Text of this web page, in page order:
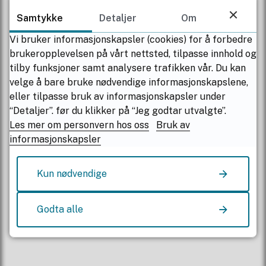
+47 75 65 00 00
Åpningstider
Mandag-fredag kl. 08.00 - 15.30
Sentralbordet har åpent:
08:00 -15:30
Finn ansatte
Kontakt oss
Samtykke Detaljer
Om
Vi bruker informasjonskapsler (cookies) for å forbedre
brukeropplevelsen på vårt nettsted, tilpasse innhold og
tilby funksjoner samt analysere trafikken vår. Du kan
velge å bare bruke nødvendige informasjonskapslene,
eller tilpasse bruk av informasjonskapsler under
“Detaljer”. før du klikker på “Jeg godtar utvalgte”.
Les mer om personvern hos oss
Bruk av
informasjonskapsler
Kun nødvendige
Godta alle